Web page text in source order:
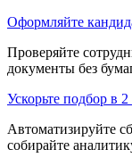
Оформляйте
Проверяйте
документы без
Ускорьте подбор в
Автоматизируйте
собирайте